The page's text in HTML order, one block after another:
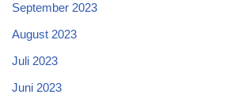
September 2023
August 2023
Juli 2023
Juni 2023